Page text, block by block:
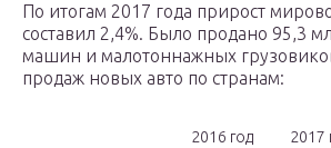
По итогам 2017 года прирост
составил 2,4%. Было продано 95,3
машин и малотоннажных
продаж новых авто по странам:
2016 год 2017